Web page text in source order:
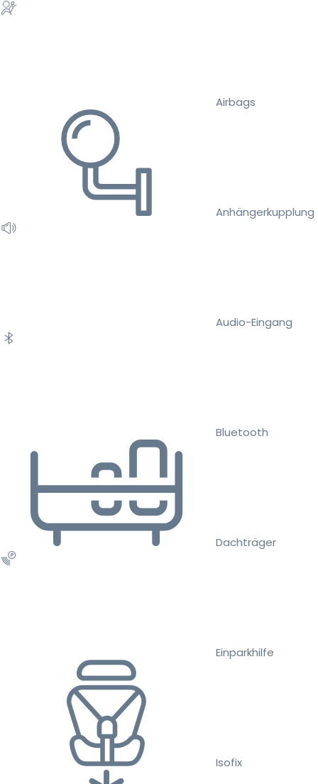
Airbags
Anhängerkupplung
Audio-Eingang
Bluetooth
Dachträger
Einparkhilfe
Isofix